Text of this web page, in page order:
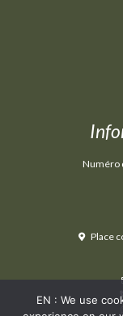
Numéro
Place
EN : We use